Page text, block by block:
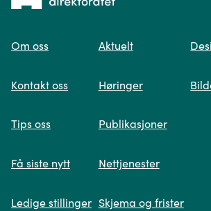
Spør oss
søk og viser deg vår mest
forsiden
Om oss
Kontakt oss
Tips oss
Få siste nytt
Ledige stillinger
Aktuelt
Høringer
Publikasjoner
Nettjenester
Skjema og frister